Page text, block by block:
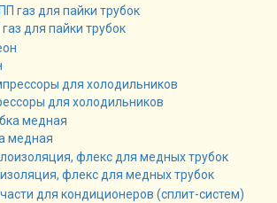
для пайки трубок
для холодильников
медная
флекс для медных трубок